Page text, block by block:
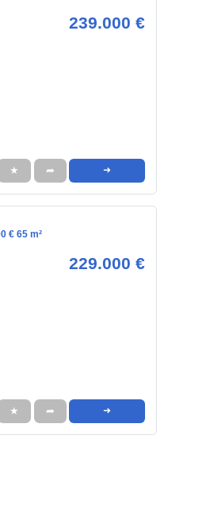
239.000 €
★ ➦ ➜
€ 65 m²
229.000 €
★ ➦ ➜